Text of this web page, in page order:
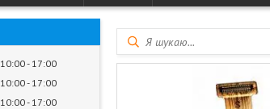
10:00 17:00
10:00 17:00
10:00 17:00